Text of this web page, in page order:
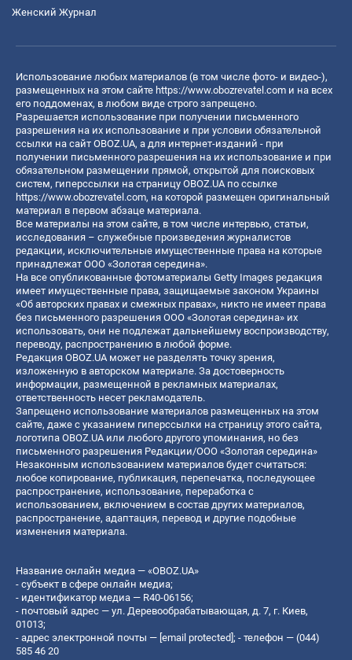
Женский Журнал
Использование любых материалов (в том числе фото- и видео-),
размещенных на этом сайте https://www.obozrevatel.com и на всех
его поддоменах, в любом виде строго запрещено.
Разрешается использование при получении письменного
разрешения на их использование и при условии обязательной
ссылки на сайт OBOZ.UA, а для интернет-изданий - при
получении письменного разрешения на их использование и при
обязательном размещении прямой, открытой для поисковых
систем, гиперссылки на страницу OBOZ.UA по ссылке
https://www.obozrevatel.com, на которой размещен оригинальный
материал в первом абзаце материала.
Все материалы на этом сайте, в том числе интервью, статьи,
исследования – служебные произведения журналистов
редакции, исключительные имущественные права на которые
принадлежат ООО «Золотая середина».
На все опубликованные фотоматериалы Getty Images редакция
имеет имущественные права, защищаемые законом Украины
«Об авторских правах и смежных правах», никто не имеет права
без письменного разрешения ООО «Золотая середина» их
использовать, они не подлежат дальнейшему воспроизводству,
переводу, распространению в любой форме.
Редакция OBOZ.UA может не разделять точку зрения,
изложенную в авторском материале. За достоверность
информации, размещенной в рекламных материалах,
ответственность несет рекламодатель.
Запрещено использование материалов размещенных на этом
сайте, даже с указанием гиперссылки на страницу этого сайта,
логотипа OBOZ.UA или любого другого упоминания, но без
письменного разрешения Редакции/ООО «Золотая середина»
Незаконным использованием материалов будет считаться:
любое копирование, публикация, перепечатка, последующее
распространение, использование, переработка с
использованием, включением в состав других материалов,
распространение, адаптация, перевод и другие подобные
изменения материала.
Название онлайн медиа — «OBOZ.UA»
- субъект в сфере онлайн медиа;
- идентификатор медиа — R40-06156;
- почтовый адрес — ул. Деревообрабатывающая, д. 7, г. Киев,
01013;
- адрес электронной почты — [email protected]; - телефон — (044)
585 46 20